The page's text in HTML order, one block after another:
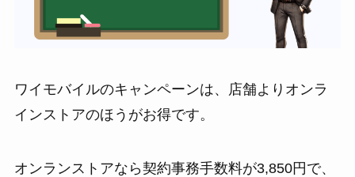
ワイモバイルのキャンペーンは、店舗よりオンラ
インストアのほうがお得です。
オンランストアなら契約事務手数料が3,850円で、